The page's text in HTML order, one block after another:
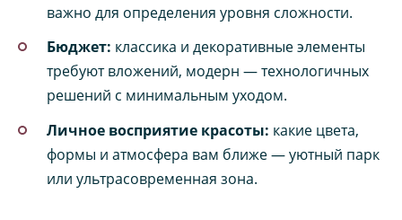
важно для определения уровня сложности.
Бюджет: классика и декоративные элементы
требуют вложений, модерн — технологичных
решений с минимальным уходом.
Личное восприятие красоты: какие цвета,
формы и атмосфера вам ближе — уютный парк
или ультрасовременная зона.